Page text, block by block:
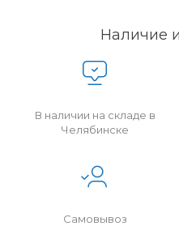
Наличие
В наличии на складе в
Челябинске
Самовывоз